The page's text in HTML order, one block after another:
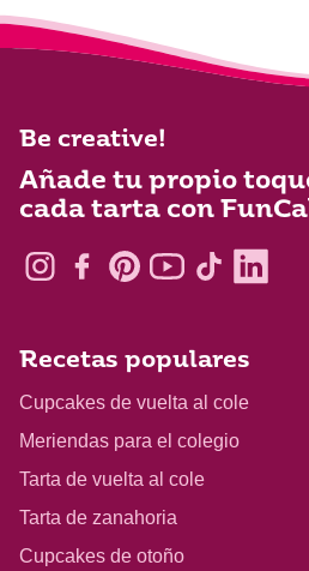
Be creative!
Añade tu propio
cada tarta con
Recetas populares
Cupcakes de vuelta al cole
Meriendas para el colegio
Tarta de vuelta al cole
Tarta de zanahoria
Cupcakes de otoño